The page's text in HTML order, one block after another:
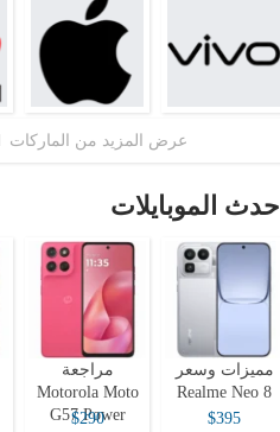
عرض المزيد من الماركات
أحدث الموبايلات
مميزات وسعر
Realme Neo 8
$395
مراجعة
Motorola Moto
G57 Power
$290